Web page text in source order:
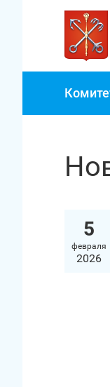
5
февраля
2026